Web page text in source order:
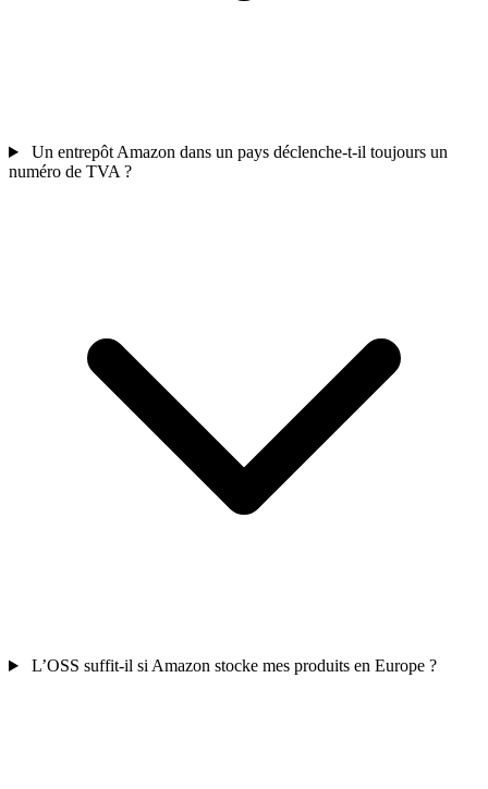
Un entrepôt Amazon dans un pays déclenche-t-il toujours un
numéro de TVA ?
L’OSS suffit-il si Amazon stocke mes produits en Europe ?